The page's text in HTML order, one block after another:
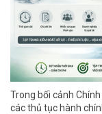
Trong bối cảnh
các thủ tục hành